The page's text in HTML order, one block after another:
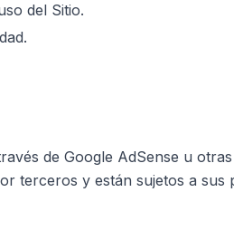
del Sitio.
de Google AdSense u
terceros y están sujetos a sus